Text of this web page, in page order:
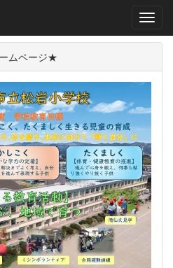
ムページ★